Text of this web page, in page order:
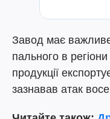
Завод має
пального в
продукції
зазнавав атак